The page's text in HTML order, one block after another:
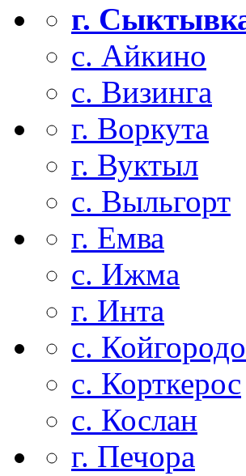
г.
с. Айкино
с. Визинга
г. Воркута
г. Вуктыл
с. Выльгорт
г. Емва
с. Ижма
г. Инта
с.
с. Корткерос
с. Кослан
г. Печора